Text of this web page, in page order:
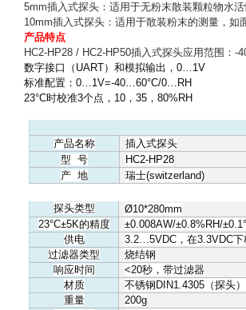
5mm插入式探头：适用于无粉末散装颗粒物水
10mm插入式探头：适用于散装粉末的测量，如
产品特点
HC2-HP28 / HC2-HP50插入式探头应用范围： -
数字接口（ UART）和模拟输出， 0…1V
标准配置： 0…1V=-40…60°C/0…RH
23°C时校准3个点， 10 ， 35 ， 80%RH
产品名称
插入式探头
型
号
HC2-HP28
产 地 瑞士(switzerland)
探头类型
Ø10*280mm
23°C±5K的精度
±0.008AW/±0.8%RH/
供电
3.2…5VDC ，在3.3VDC下
过滤器类型
烧结钢
响应时间
<20秒，带过滤器
材质
不锈钢 DIN1.4305 （探头）
重量
200g